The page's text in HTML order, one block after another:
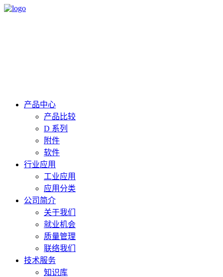
产品中心
产品比较
D 系列
附件
软件
行业应用
工业应用
应用分类
公司简介
关于我们
就业机会
质量管理
联络我们
技术服务
知识库